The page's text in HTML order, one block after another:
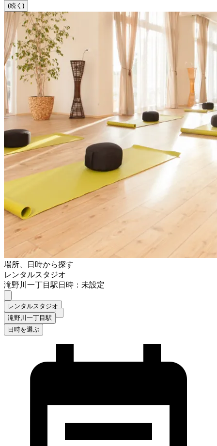
(続く)
場所、日時から探す
レンタルスタジオ
滝野川一丁目駅日時：未設定
レンタルスタジオ
滝野川一丁目駅
日時を選ぶ